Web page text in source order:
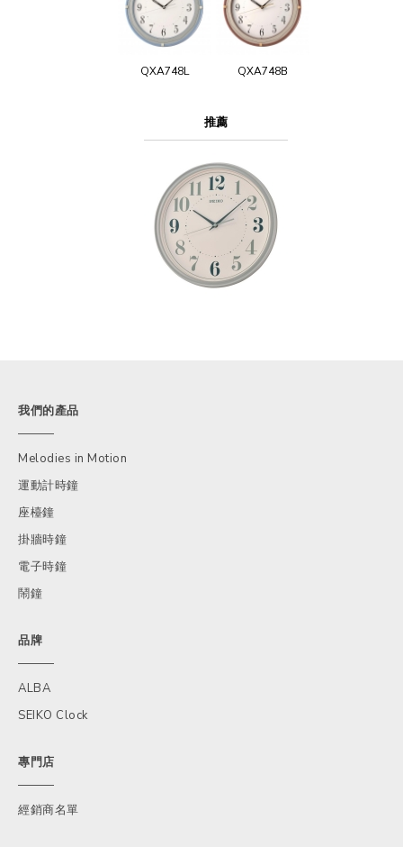
QXA748L QXA748B
推薦
我們的產品
Melodies in Motion
運動計時鐘
座檯鐘
掛牆時鐘
電子時鐘
鬧鐘
品牌
ALBA
SEIKO Clock
專門店
經銷商名單